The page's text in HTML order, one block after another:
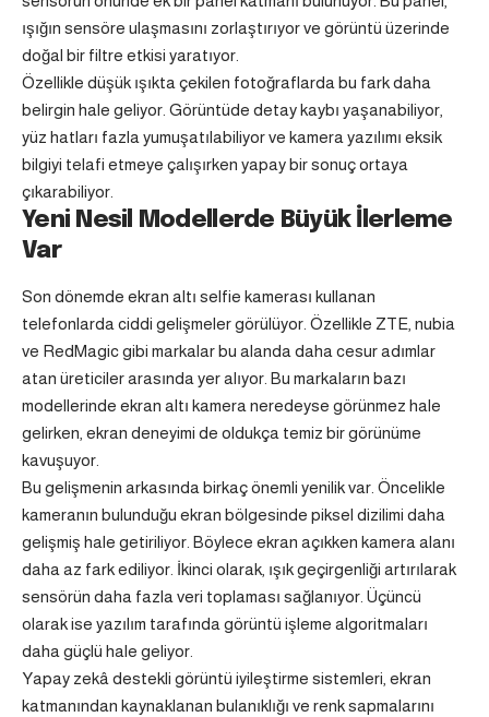
ışığın sensöre ulaşmasını zorlaştırıyor ve görüntü üzerinde
doğal bir filtre etkisi yaratıyor.
Özellikle düşük ışıkta çekilen fotoğraflarda bu fark daha
belirgin hale geliyor. Görüntüde detay kaybı yaşanabiliyor,
yüz hatları fazla yumuşatılabiliyor ve kamera yazılımı eksik
bilgiyi telafi etmeye çalışırken yapay bir sonuç ortaya
çıkarabiliyor.
Yeni Nesil Modellerde Büyük İlerleme
Var
Son dönemde ekran altı selfie kamerası kullanan
telefonlarda ciddi gelişmeler görülüyor. Özellikle ZTE, nubia
ve RedMagic gibi markalar bu alanda daha cesur adımlar
atan üreticiler arasında yer alıyor. Bu markaların bazı
modellerinde ekran altı kamera neredeyse görünmez hale
gelirken, ekran deneyimi de oldukça temiz bir görünüme
kavuşuyor.
Bu gelişmenin arkasında birkaç önemli yenilik var. Öncelikle
kameranın bulunduğu ekran bölgesinde piksel dizilimi daha
gelişmiş hale getiriliyor. Böylece ekran açıkken kamera alanı
daha az fark ediliyor. İkinci olarak, ışık geçirgenliği artırılarak
sensörün daha fazla veri toplaması sağlanıyor. Üçüncü
olarak ise yazılım tarafında görüntü işleme algoritmaları
daha güçlü hale geliyor.
Yapay zekâ destekli görüntü iyileştirme sistemleri, ekran
katmanından kaynaklanan bulanıklığı ve renk sapmalarını